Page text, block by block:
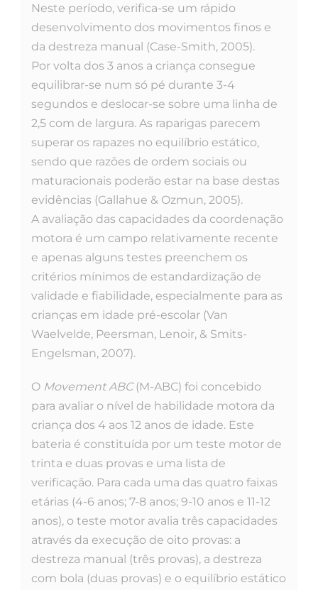
Neste período, verifica-se um rápido
desenvolvimento dos movimentos finos e
da destreza manual (Case-Smith, 2005).
Por volta dos 3 anos a criança consegue
equilibrar-se num só pé durante 3-4
segundos e deslocar-se sobre uma linha de
2,5 com de largura. As raparigas parecem
superar os rapazes no equilíbrio estático,
sendo que razões de ordem sociais ou
maturacionais poderão estar na base destas
evidências (Gallahue & Ozmun, 2005).
A avaliação das capacidades da coordenação
motora é um campo relativamente recente
e apenas alguns testes preenchem os
critérios mínimos de estandardização de
validade e fiabilidade, especialmente para as
crianças em idade pré-escolar (Van
Waelvelde, Peersman, Lenoir, & Smits-
Engelsman, 2007).
O Movement ABC(M-ABC) foi concebido
para avaliar o nível de habilidade motora da
criança dos 4 aos 12 anos de idade. Este
bateria é constituída por um teste motor de
trinta e duas provas e uma lista de
verificação. Para cada uma das quatro faixas
etárias (4-6 anos; 7-8 anos; 9-10 anos e 11-12
anos), o teste motor avalia três capacidades
através da execução de oito provas: a
destreza manual (três provas), a destreza
com bola (duas provas) e o equilíbrio estático